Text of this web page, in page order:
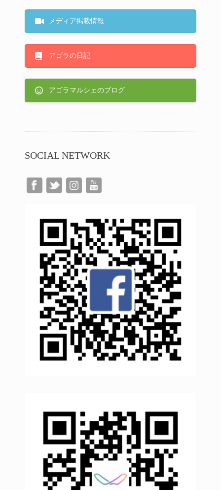
メディア掲載情報
アゴラの日記
アゴラマルシェのブログ
SOCIAL NETWORK